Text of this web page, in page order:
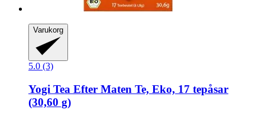
Varukorg
5.0 (3)
Yogi Tea Efter Maten Te, Eko, 17 tepåsar
(30,60 g)